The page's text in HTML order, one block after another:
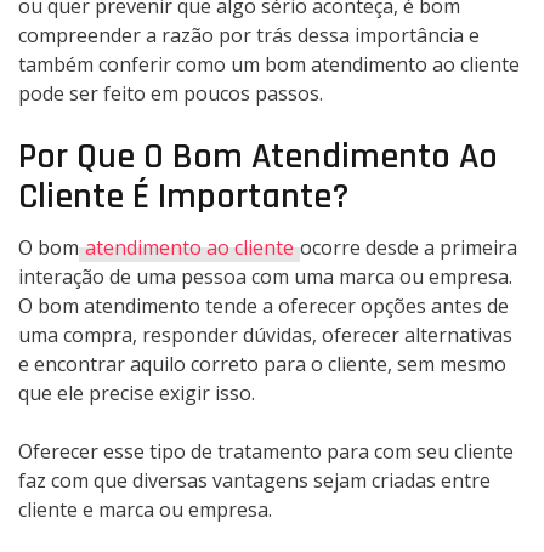
ou quer prevenir que algo sério aconteça, é bom
compreender a razão por trás dessa importância e
também conferir como um bom atendimento ao cliente
pode ser feito em poucos passos.
Por Que O Bom Atendimento Ao
Cliente É Importante?
O bom atendimento ao cliente ocorre desde a primeira
interação de uma pessoa com uma marca ou empresa.
O bom atendimento tende a oferecer opções antes de
uma compra, responder dúvidas, oferecer alternativas
e encontrar aquilo correto para o cliente, sem mesmo
que ele precise exigir isso.
Oferecer esse tipo de tratamento para com seu cliente
faz com que diversas vantagens sejam criadas entre
cliente e marca ou empresa.